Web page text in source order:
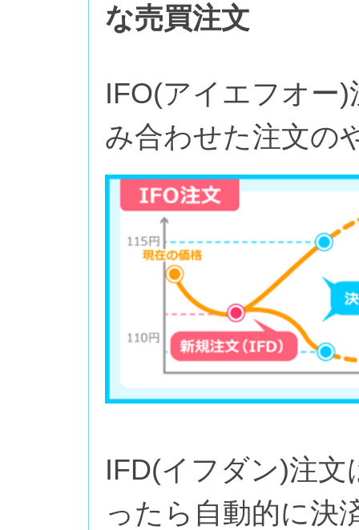
な売買注文
IFO(アイエフオー
み合わせた注文の
IFD(イフダン)注
ったら自動的に決